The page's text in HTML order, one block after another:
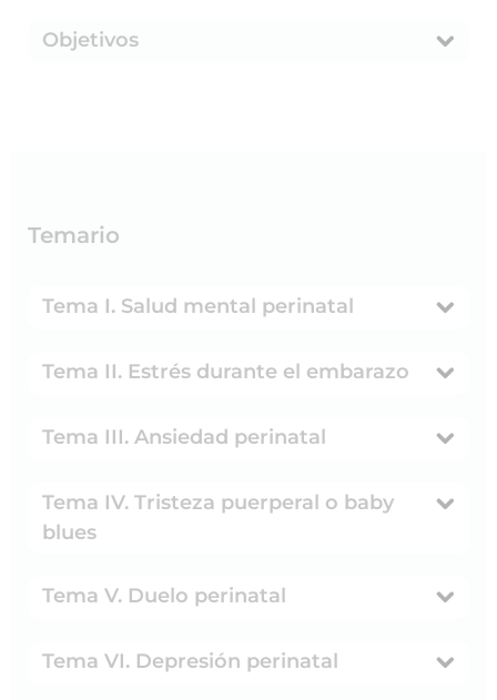
Objetivos
Temario
Tema I. Salud mental perinatal
Tema II. Estrés durante el embarazo
Tema III. Ansiedad perinatal
Tema IV. Tristeza puerperal o baby
blues
Tema V. Duelo perinatal
Tema VI. Depresión perinatal